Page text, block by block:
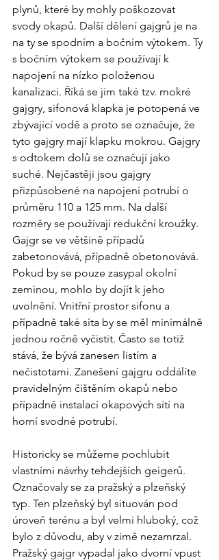
plynů, které by mohly poškozovat
svody okapů. Další dělení gajgrů je na
na ty se spodním a bočním výtokem. Ty
s bočním výtokem se používají k
napojení na nízko položenou
kanalizaci. Říká se jim také tzv. mokré
gajgry, sifonová klapka je potopená ve
zbývající vodě a proto se označuje, že
tyto gajgry mají klapku mokrou. Gajgry
s odtokem dolů se označují jako
suché. Nejčastěji jsou gajgry
přizpůsobené na napojení potrubí o
průměru 110 a 125 mm. Na další
rozměry se používají redukční kroužky.
Gajgr se ve většině případů
zabetonovává, případně obetonovává.
Pokud by se pouze zasypal okolní
zeminou, mohlo by dojít k jeho
uvolnění. Vnitřní prostor sifonu a
případně také síta by se měl minimálně
jednou ročně vyčistit. Často se totiž
stává, že bývá zanesen listím a
nečistotami. Zanešení gajgru oddálíte
pravidelným čištěním okapů nebo
případně instalací okapových sítí na
horní svodné potrubí.
Historicky se můžeme pochlubit
vlastními návrhy tehdejších geigerů.
Označovaly se za pražský a plzeňský
typ. Ten plzeňský byl situován pod
úroveň terénu a byl velmi hluboký, což
bylo z důvodu, aby v zimě nezamrzal.
Pražský gajgr vypadal jako dvorní vpust